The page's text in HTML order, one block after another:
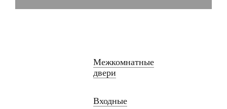
Межкомнатные
двери
Входные